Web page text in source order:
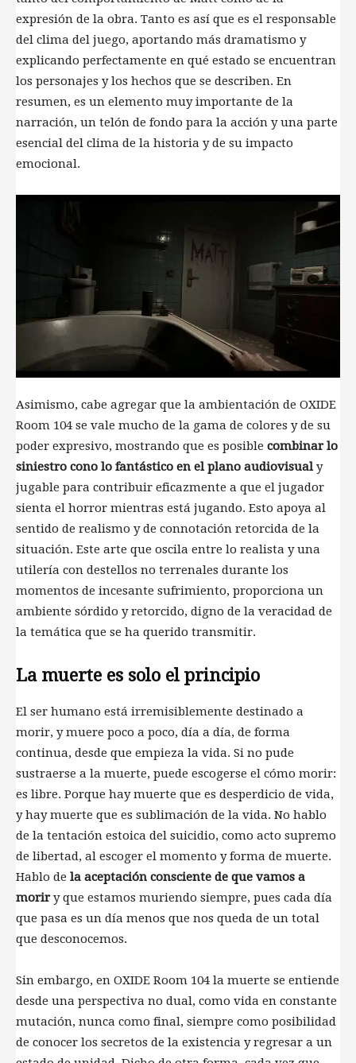
expresión de la obra. Tanto es así que es el responsable
del clima del juego, aportando más dramatismo y
explicando perfectamente en qué estado se encuentran
los personajes y los hechos que se describen. En
resumen, es un elemento muy importante de la
narración, un telón de fondo para la acción y una parte
esencial del clima de la historia y de su impacto
emocional.
Asimismo, cabe agregar que la ambientación de OXIDE
Room 104 se vale mucho de la gama de colores y de su
poder expresivo, mostrando que es posible combinar lo
siniestro cono lo fantástico en el plano audiovisualy
jugable para contribuir eficazmente a que el jugador
sienta el horror mientras está jugando. Esto apoya al
sentido de realismo y de connotación retorcida de la
situación. Este arte que oscila entre lo realista y una
utilería con destellos no terrenales durante los
momentos de incesante sufrimiento, proporciona un
ambiente sórdido y retorcido, digno de la veracidad de
la temática que se ha querido transmitir.
La muerte es solo el principio
El ser humano está irremisiblemente destinado a
morir, y muere poco a poco, día a día, de forma
continua, desde que empieza la vida. Si no pude
sustraerse a la muerte, puede escogerse el cómo morir:
es libre. Porque hay muerte que es desperdicio de vida,
y hay muerte que es sublimación de la vida. No hablo
de la tentación estoica del suicidio, como acto supremo
de libertad, al escoger el momento y forma de muerte.
Hablo de la aceptación consciente de que vamos a
moriry que estamos muriendo siempre, pues cada día
que pasa es un día menos que nos queda de un total
que desconocemos.
Sin embargo, en OXIDE Room 104 la muerte se entiende
desde una perspectiva no dual, como vida en constante
mutación, nunca como final, siempre como posibilidad
de conocer los secretos de la existencia y regresar a un